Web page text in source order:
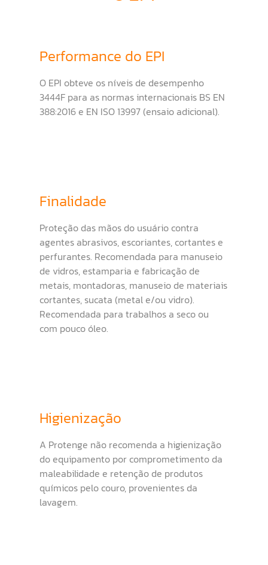
Performance do EPI
O EPI obteve os níveis de desempenho
3444F para as normas internacionais BS EN
388:2016 e EN ISO 13997 (ensaio adicional).
Finalidade
Proteção das mãos do usuário contra
agentes abrasivos, escoriantes, cortantes e
perfurantes. Recomendada para manuseio
de vidros, estamparia e fabricação de
metais, montadoras, manuseio de materiais
cortantes, sucata (metal e/ou vidro).
Recomendada para trabalhos a seco ou
com pouco óleo.
Higienização
A Protenge não recomenda a higienização
do equipamento por comprometimento da
maleabilidade e retenção de produtos
químicos pelo couro, provenientes da
lavagem.